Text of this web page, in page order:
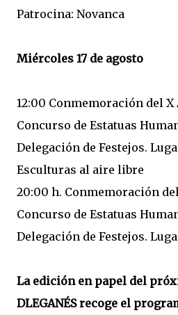
Patrocina: Novanca
Miércoles 17 de agosto
12:00 Conmemoración del
Concurso de Estatuas
Delegación de Festejos.
Esculturas al aire libre
20:00 h. Conmemoración
Concurso de Estatuas
Delegación de Festejos.
La edición en papel del
DLEGANÉS recoge el